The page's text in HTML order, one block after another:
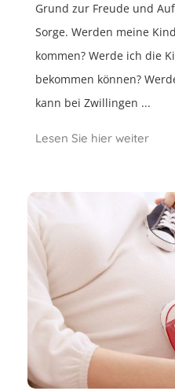
Grund zur Freude und
Sorge. Werden meine
kommen? Werde ich die
bekommen können?
kann bei Zwillingen ...
Lesen Sie hier weiter